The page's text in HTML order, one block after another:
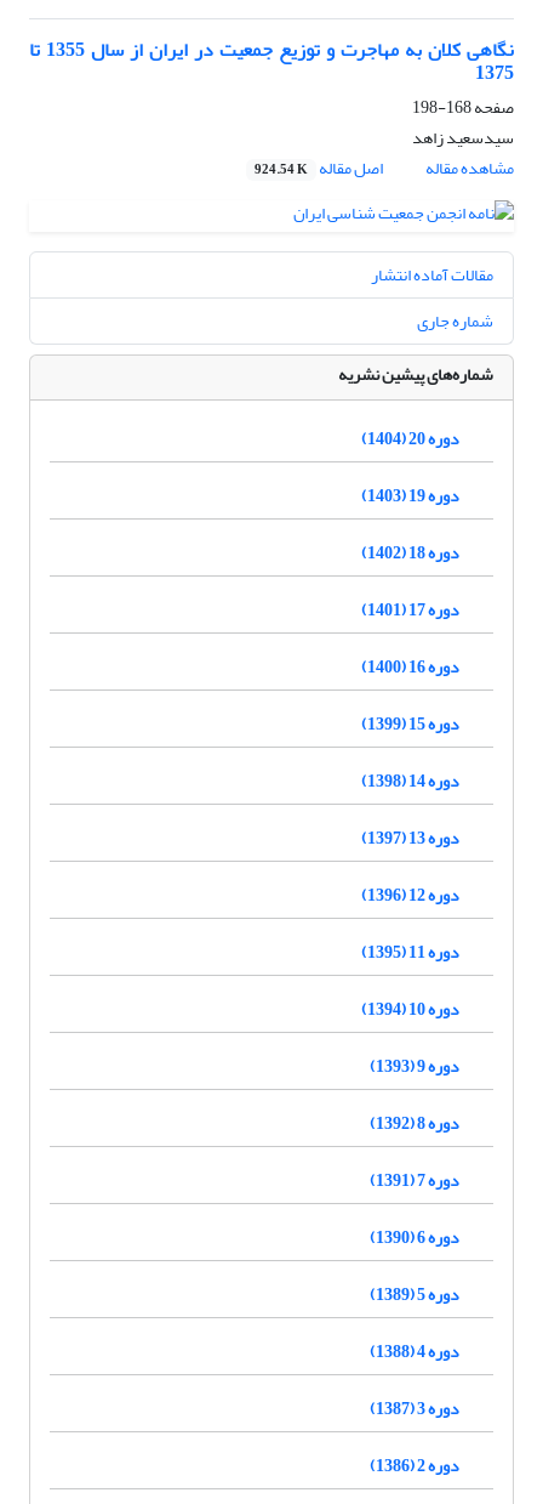
نگاهی کلان به مهاجرت و توزیع جمعیت در ایران از سال 1355 تا
1375
صفحه168-198
سیدسعید زاهد
مشاهده مقاله
اصل مقاله 924.54 K
مقالات آماده انتشار
شماره جاری
شماره‌های پیشین نشریه
دوره 20 (1404)
دوره 19 (1403)
دوره 18 (1402)
دوره 17 (1401)
دوره 16 (1400)
دوره 15 (1399)
دوره 14 (1398)
دوره 13 (1397)
دوره 12 (1396)
دوره 11 (1395)
دوره 10 (1394)
دوره 9 (1393)
دوره 8 (1392)
دوره 7 (1391)
دوره 6 (1390)
دوره 5 (1389)
دوره 4 (1388)
دوره 3 (1387)
دوره 2 (1386)